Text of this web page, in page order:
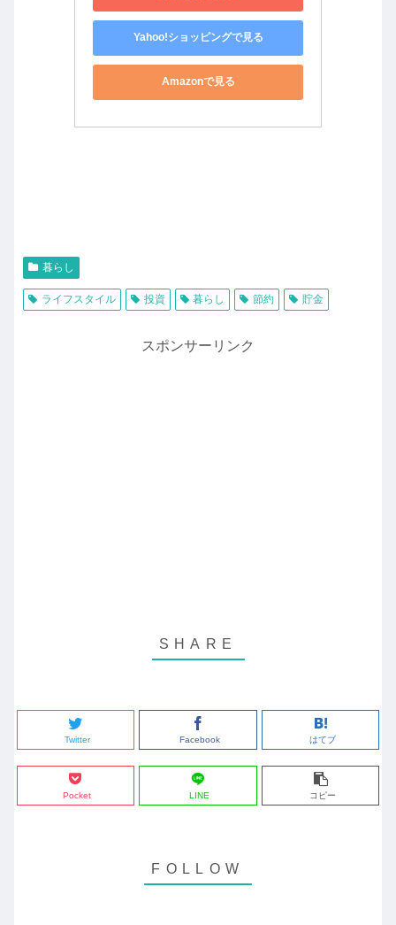
Yahoo!ショッピングで見る
Amazonで見る
暮らし
ライフスタイル 投資 暮らし 節約 貯金
スポンサーリンク
Twitter Facebook はてブ
Pocket LINE コピー